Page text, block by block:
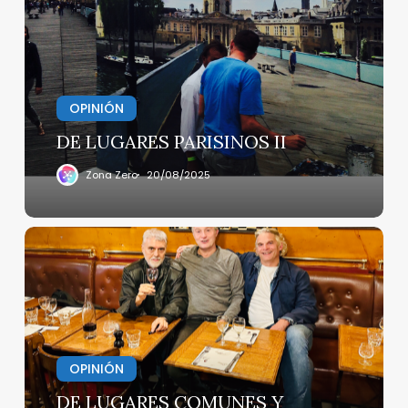
II
OPINIÓN
DE LUGARES PARISINOS II
Zona Zero 20/08/2025
DE
LUGARES
COMUNES
Y
TAMBIÉN
PARISINOS
I
OPINIÓN
DE LUGARES COMUNES Y